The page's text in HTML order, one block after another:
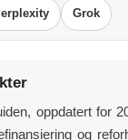
Grok
oppdatert for
og